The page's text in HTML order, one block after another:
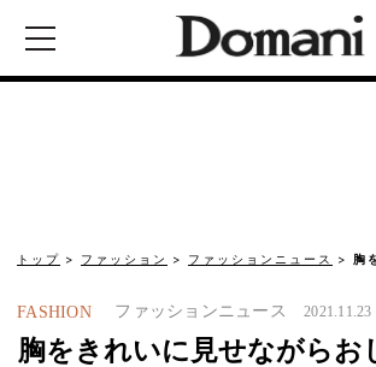
トップ ファッション ファッションニュース 胸
FASHION ファッションニュース 2021.11.23
胸をきれいに見せながらお